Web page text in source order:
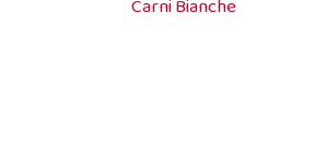
Carni Bianche